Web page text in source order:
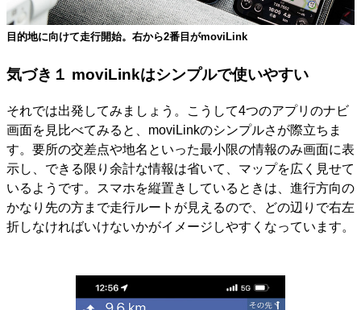
目的地に向けて走行開始。右から2番目がmoviLink
気づき１ moviLinkはシンプルで使いやすい
それでは出発してみましょう。こうして4つのアプリのナビ
画面を見比べてみると、moviLinkのシンプルさが際立ちま
す。要所の交差点や地名といった最小限の情報のみ画面に表
示し、できる限り余計な情報は省いて、マップを広く見せて
いるようです。スマホを縦置きしているときは、進行方向の
かなり先の方まで走行ルートが見えるので、どの辺りで右左
折しなければいけないかがイメージしやすくなっています。